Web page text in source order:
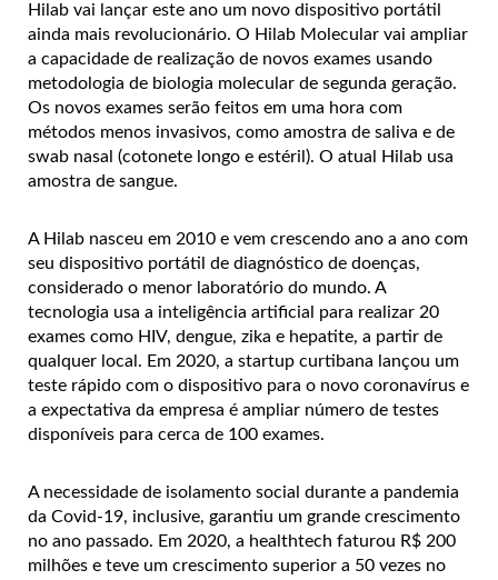
Hilab vai lançar este ano um novo dispositivo portátil
ainda mais revolucionário. O Hilab Molecular vai ampliar
a capacidade de realização de novos exames usando
metodologia de biologia molecular de segunda geração.
Os novos exames serão feitos em uma hora com
métodos menos invasivos, como amostra de saliva e de
swab nasal (cotonete longo e estéril). O atual Hilab usa
amostra de sangue.
A Hilab nasceu em 2010 e vem crescendo ano a ano com
seu dispositivo portátil de diagnóstico de doenças,
considerado o menor laboratório do mundo. A
tecnologia usa a inteligência artificial para realizar 20
exames como HIV, dengue, zika e hepatite, a partir de
qualquer local. Em 2020, a startup curtibana lançou um
teste rápido com o dispositivo para o novo coronavírus e
a expectativa da empresa é ampliar número de testes
disponíveis para cerca de 100 exames.
A necessidade de isolamento social durante a pandemia
da Covid-19, inclusive, garantiu um grande crescimento
no ano passado. Em 2020, a healthtech faturou R$ 200
milhões e teve um crescimento superior a 50 vezes no